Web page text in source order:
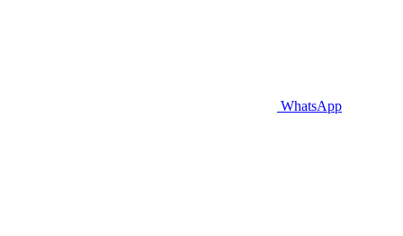
WhatsApp